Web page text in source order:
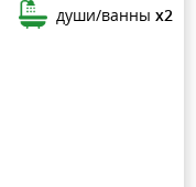
души/ванны х2